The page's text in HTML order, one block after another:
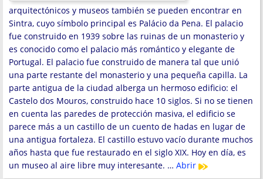
arquitectónicos y museos también se pueden encontrar en
Sintra, cuyo símbolo principal es Palácio da Pena. El palacio
fue construido en 1939 sobre las ruinas de un monasterio y
es conocido como el palacio más romántico y elegante de
Portugal. El palacio fue construido de manera tal que unió
una parte restante del monasterio y una pequeña capilla. La
parte antigua de la ciudad alberga un hermoso edificio: el
Castelo dos Mouros, construido hace 10 siglos. Si no se tienen
en cuenta las paredes de protección masiva, el edificio se
parece más a un castillo de un cuento de hadas en lugar de
una antigua fortaleza. El castillo estuvo vacío durante muchos
años hasta que fue restaurado en el siglo XIX. Hoy en día, es
un museo al aire libre muy interesante. … Abrir